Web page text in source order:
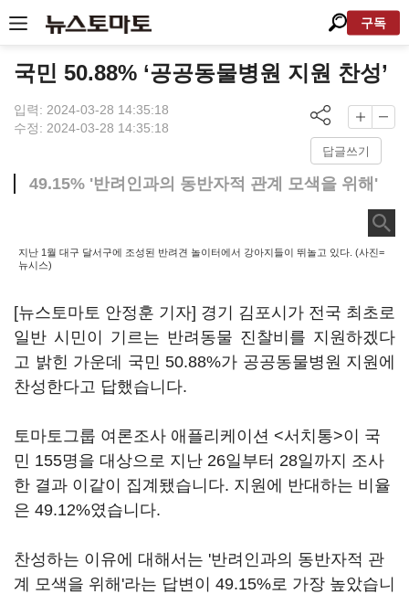
구독
국민 50.88% ‘공공동물병원 지원 찬성’
입력: 2024-03-28 14:35:18
수정: 2024-03-28 14:35:18
답글쓰기
49.15% '반려인과의 동반자적 관계 모색을 위해'
지난 1월 대구 달서구에 조성된 반려견 놀이터에서 강아지들이 뛰놀고 있다. (사진=
뉴시스)
[뉴스토마토 안정훈 기자] 경기 김포시가 전국 최초로
일반 시민이 기르는 반려동물 진찰비를 지원하겠다
고 밝힌 가운데 국민 50.88%가 공공동물병원 지원에
찬성한다고 답했습니다.
토마토그룹 여론조사 애플리케이션 <서치통>이 국
민 155명을 대상으로 지난 26일부터 28일까지 조사
한 결과 이같이 집계됐습니다. 지원에 반대하는 비율
은 49.12%였습니다.
찬성하는 이유에 대해서는 '반려인과의 동반자적 관
계 모색을 위해'라는 답변이 49.15%로 가장 높았습니